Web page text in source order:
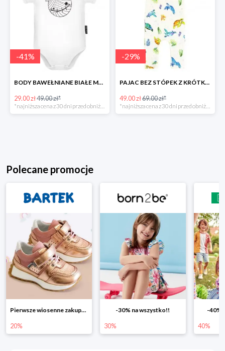
-41%
BODY BAWEŁNIANE BIAŁE MUMIA KRÓTKI RĘKAW w super cenie
29.00 zł49.00 zł*
*najniższa cena z 30 dni przed obniżką
-29%
PAJAC BEZ STÓPEK Z KRÓTKIM RĘKAWEM ŻÓŁWIE
49.00 zł69.00 zł*
*najniższa cena z 30 dni przed obniżką
Polecane promocje
Pierwsze wiosenne zakupy -20%
20%
-30% na wszystko!!
30%
-40%
40%